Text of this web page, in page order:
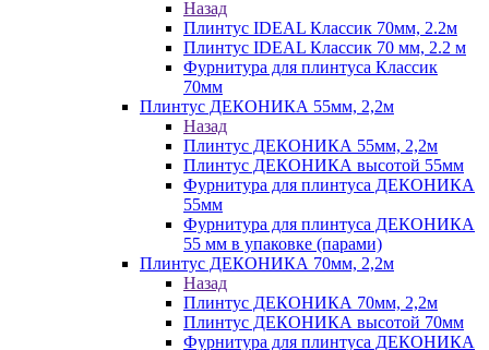
Назад
Плинтус IDEAL Классик 70мм, 2.2м
Плинтус IDEAL Классик 70 мм, 2.2 м
Фурнитура для плинтуса Классик
70мм
Плинтус ДЕКОНИКА 55мм, 2,2м
Назад
Плинтус ДЕКОНИКА 55мм, 2,2м
Плинтус ДЕКОНИКА высотой 55мм
Фурнитура для плинтуса ДЕКОНИКА
55мм
Фурнитура для плинтуса ДЕКОНИКА
55 мм в упаковке (парами)
Плинтус ДЕКОНИКА 70мм, 2,2м
Назад
Плинтус ДЕКОНИКА 70мм, 2,2м
Плинтус ДЕКОНИКА высотой 70мм
Фурнитура для плинтуса ДЕКОНИКА